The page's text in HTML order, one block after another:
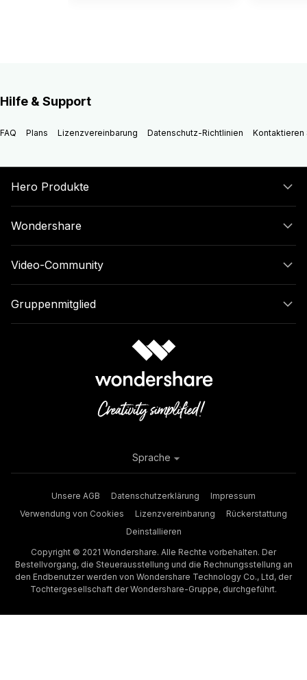
Hilfe & Support
FAQ Plans Lizenzvereinbarung Datenschutz-Richtlinien Kontaktieren
Hero Produkte
Wondershare
Video-Community
Gruppenmitglied
Unsere AGB Datenschutzerklärung
Impressum
Verwendung von Cookies
Lizenzvereinbarung
Rückerstattung
Deinstallieren
Copyright © 2021 Wondershare. Alle Rechte vorbehalten. Der
Bestellvorgang, die Steuerausstellung und die Rechnungsstellung an
den Endbenutzer werden von Wondershare Technology Co., Ltd, der
Tochtergesellschaft der Wondershare-Gruppe, durchgeführt.
Sprache